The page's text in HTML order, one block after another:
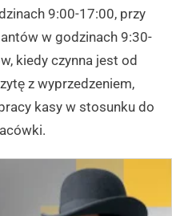
9:00-17:00, przy
w godzinach 9:30-
kiedy czynna jest od
z wyprzedzeniem,
kasy w stosunku do